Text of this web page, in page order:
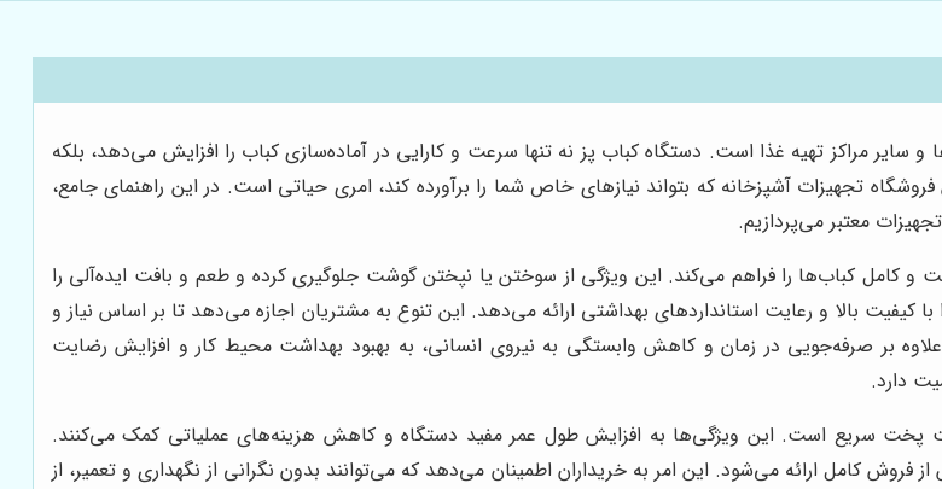
سایر مراکز تهیه غذا است. دستگاه کباب پز نه تنها سرعت و کارایی در آماده‌سازی کباب را افزایش می‌دهد، بلکه
تجهیزات آشپزخانه که بتواند نیازهای خاص شما را برآورده کند، امری حیاتی است. در این راهنمای جامع،
معتبر می‌پردازیم.
و کامل کباب‌ها را فراهم می‌کند. این ویژگی از سوختن یا نپختن گوشت جلوگیری کرده و طعم و بافت ایده‌آلی را
بالا و رعایت استانداردهای بهداشتی ارائه می‌دهد. این تنوع به مشتریان اجازه می‌دهد تا بر اساس نیاز و
علاوه بر صرفه‌جویی در زمان و کاهش وابستگی به نیروی انسانی، به بهبود بهداشت محیط کار و افزایش رضایت
دارد.
پخت سریع است. این ویژگی‌ها به افزایش طول عمر مفید دستگاه و کاهش هزینه‌های عملیاتی کمک می‌کنند.
فروش کامل ارائه می‌شود. این امر به خریداران اطمینان می‌دهد که می‌توانند بدون نگرانی از نگهداری و تعمیر، از